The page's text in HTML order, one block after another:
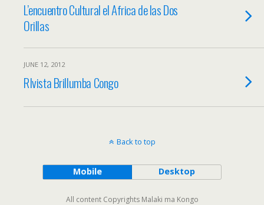
L’encuentro Cultural el Africa de las Dos
Orillas
JUNE 12, 2012
RIvista Brillumba Congo
Back to top
Mobile Desktop
All content Copyrights Malaki ma Kongo